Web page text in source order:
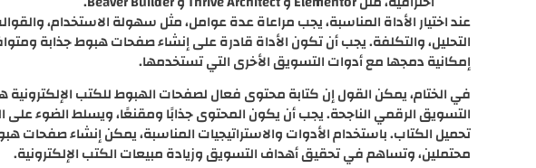
عند اختيار الأداة المناسبة، يجب مراعاة عدة عوامل، مثل سهولة الاستخدام،
التحليل، والتكلفة. يجب أن تكون الأداة قادرة على إنشاء صفحات هبوط جذابة
إمكانية دمجها مع أدوات التسويق الأخرى التي تستخدمها.
في الختام، يمكن القول إن كتابة محتوى فعال لصفحات الهبوط للكتب
التسويق الرقمي الناجحة. يجب أن يكون المحتوى جذابًا ومقنعًا، ويسلط الضوء على
تحميل الكتاب. باستخدام الأدوات والاستراتيجيات المناسبة، يمكن إنشاء صفحات
محتملين، وتساهم في تحقيق أهداف التسويق وزيادة مبيعات الكتب الإلكترونية.